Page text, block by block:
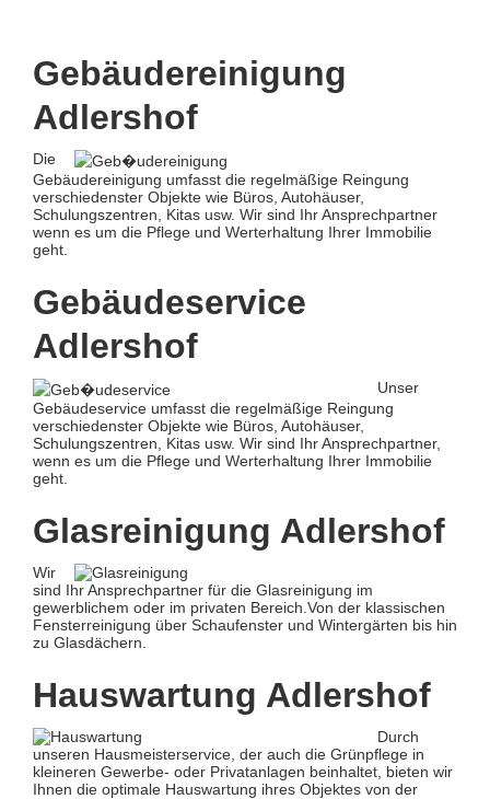
Gebäudereinigung
Adlershof
Die
Gebäudereinigung umfasst die regelmäßige Reingung
verschiedenster Objekte wie Büros, Autohäuser,
Schulungszentren, Kitas usw. Wir sind Ihr Ansprechpartner
wenn es um die Pflege und Werterhaltung Ihrer Immobilie
geht.
Gebäudeservice
Adlershof
Unser
Gebäudeservice umfasst die regelmäßige Reingung
verschiedenster Objekte wie Büros, Autohäuser,
Schulungszentren, Kitas usw. Wir sind Ihr Ansprechpartner,
wenn es um die Pflege und Werterhaltung Ihrer Immobilie
geht.
Glasreinigung Adlershof
Wir
sind Ihr Ansprechpartner für die Glasreinigung im
gewerblichem oder im privaten Bereich.Von der klassischen
Fensterreinigung über Schaufenster und Wintergärten bis hin
zu Glasdächern.
Hauswartung Adlershof
Durch
unseren Hausmeisterservice, der auch die Grünpflege in
kleineren Gewerbe- oder Privatanlagen beinhaltet, bieten wir
Ihnen die optimale Hauswartung ihres Objektes von der